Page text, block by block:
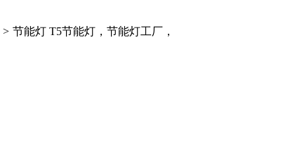
> 节能灯 T5节能灯，节能灯工厂，